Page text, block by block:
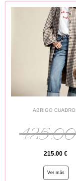
ABRIGO
215.00 €
Ver más